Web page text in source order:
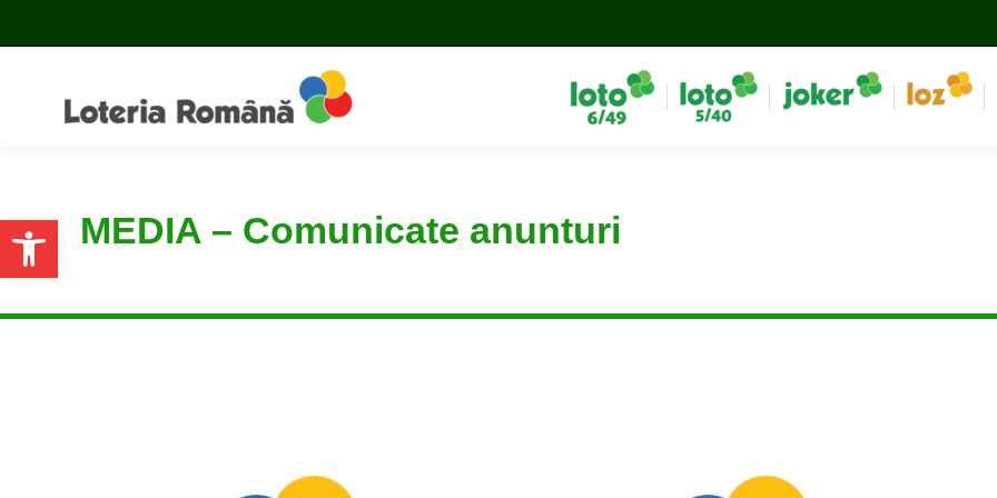
Open toolbarMEDIA – Comunicate anunturi